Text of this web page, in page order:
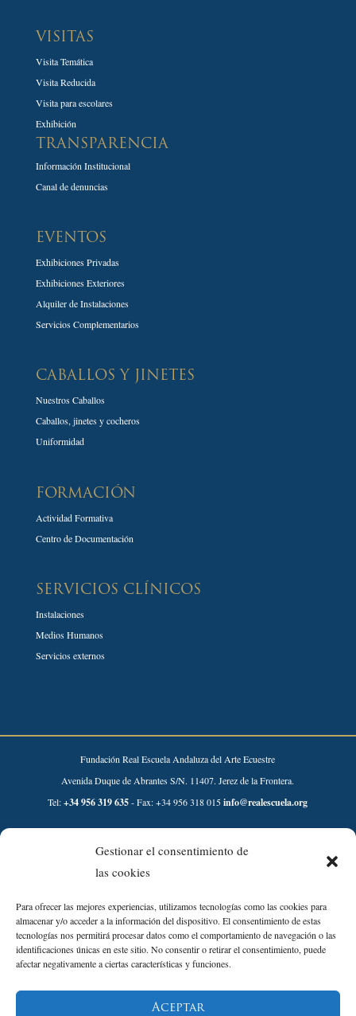
Gestionar el consentimiento de
las cookies
Para ofrecer las mejores experiencias, utilizamos tecnologías como las cookies para
almacenar y/o acceder a la información del dispositivo. El consentimiento de estas
tecnologías nos permitirá procesar datos como el comportamiento de navegación o las
identificaciones únicas en este sitio. No consentir o retirar el consentimiento, puede
afectar negativamente a ciertas características y funciones.
Aceptar
VISITAS
Visita Temática
Visita Reducida
Visita para escolares
Exhibición
TRANSPARENCIA
Información Institucional
Canal de denuncias
EVENTOS
Exhibiciones Privadas
Exhibiciones Exteriores
Alquiler de Instalaciones
Servicios Complementarios
CABALLOS Y JINETES
Nuestros Caballos
Caballos, jinetes y cocheros
Uniformidad
FORMACIÓN
Actividad Formativa
Centro de Documentación
SERVICIOS CLÍNICOS
Instalaciones
Medios Humanos
Servicios externos
Fundación Real Escuela Andaluza del Arte Ecuestre
Avenida Duque de Abrantes S/N. 11407. Jerez de la Frontera.
Tel:+34 956 319 635- Fax: +34 956 318 015info@realescuela.org
Desarrollado por:
Aviso Legal
Política de Privacidad